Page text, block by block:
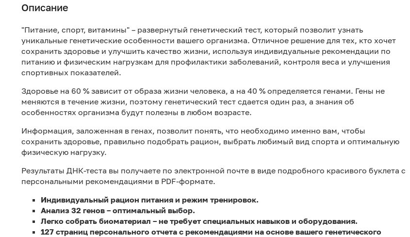
Описание
"Питание, спорт, витамины" – развернутый генетический тест, который позволит узнать
уникальные генетические особенности вашего организма. Отличное решение для тех, кто хочет
сохранить здоровье и улучшить качество жизни, используя индивидуальные рекомендации по
питанию и физическим нагрузкам для профилактики заболеваний, контроля веса и улучшения
спортивных показателей.
Здоровье на 60 % зависит от образа жизни человека, а на 40 % определяется генами. Гены не
меняются в течение жизни, поэтому генетический тест сдается один раз, а знания об
особенностях организма будут полезны в любом возрасте.
Информация, заложенная в генах, позволит понять, что необходимо именно вам, чтобы
сохранить здоровье, правильно подобрать рацион, выбрать любимый вид спорта и оптимальную
физическую нагрузку.
Результаты ДНК-теста вы получаете по электронной почте в виде подробного красивого буклета с
персональными рекомендациями в PDF-формате.
Индивидуальный рацион питания и режим тренировок.
Анализ 32 генов – оптимальный выбор.
Легко собрать биоматериал – не требует специальных навыков и оборудования.
127 страниц персонального отчета с рекомендациями на основе вашего генетического